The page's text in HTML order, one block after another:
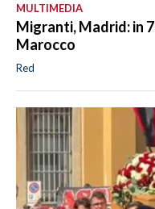
MULTIMEDIA
Migranti, Madrid: in
Marocco
Red